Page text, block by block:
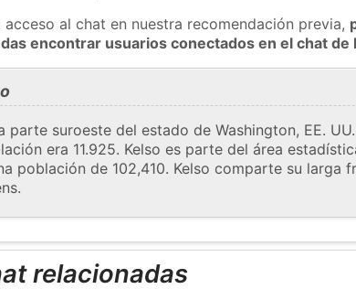
al chat en nuestra recomendación previa,
encontrar usuarios conectados en el chat de
parte suroeste del estado de Washington, EE.
era 11.925. Kelso es parte del área
población de 102,410. Kelso comparte su larga
relacionadas